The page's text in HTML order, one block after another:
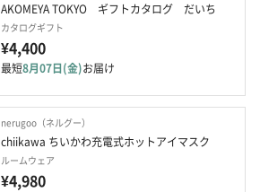
AKOMEYA TOKYO　ギフトカタログ　だいち
カタログギフト
¥4,400
最短8月07日(金)お届け
nerugoo（ネルグー）
chiikawa ちいかわ充電式ホットアイマスク
ルームウェア
¥4,980